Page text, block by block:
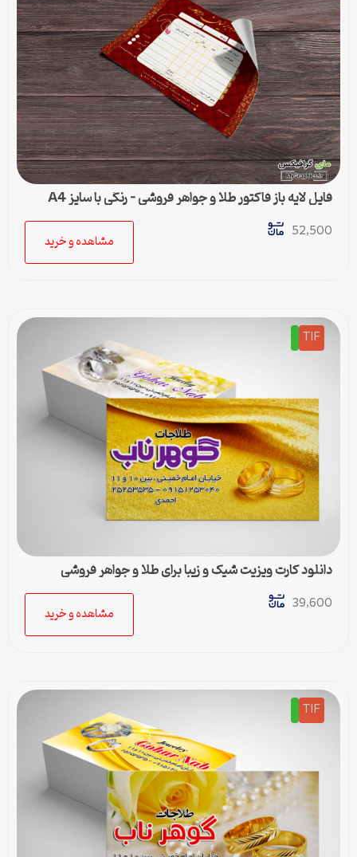
فایل لایه باز فاکتور طلا و جواهر فروشی – رنگی با سایز A4
52,500
مشاهده و خرید
TIF
دانلود کارت ویزیت شیک و زیبا برای طلا و جواهر فروشی
39,600
مشاهده و خرید
TIF